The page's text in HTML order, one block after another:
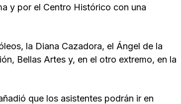
y por el Centro Histórico con una
la Diana Cazadora, el Ángel de la
Bellas Artes y, en el otro extremo, en la
que los asistentes podrán ir en